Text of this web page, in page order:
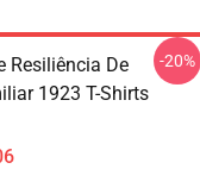
Resiliência De
1923 T-Shirts
-20%